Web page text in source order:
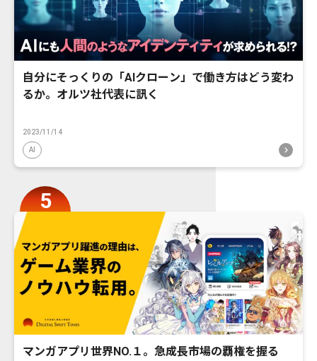
自分にそっくりの「AIクローン」で働き方はどう変わ
るか。オルツ社代表に訊く
2023/11/14
AI
マンガアプリ世界NO.１。急成長市場の覇権を握る